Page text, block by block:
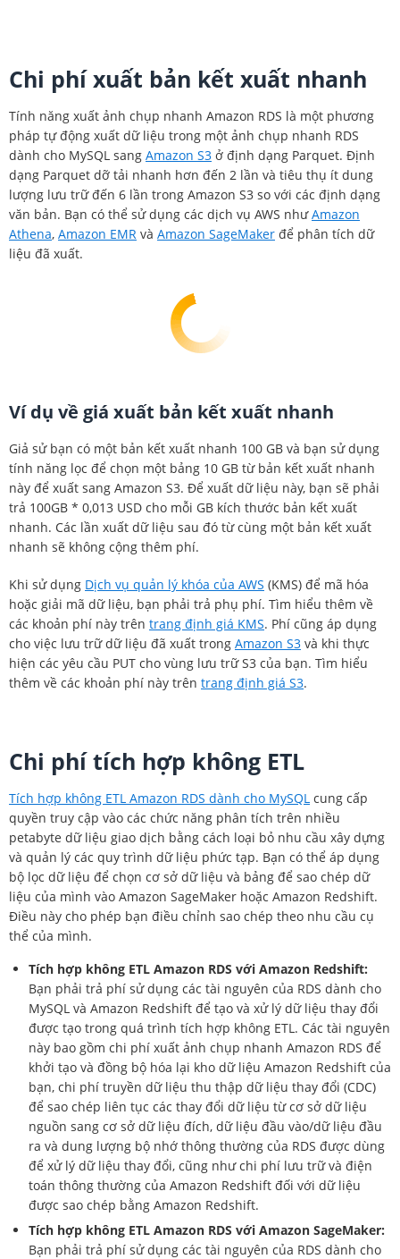
Chi phí xuất bản kết xuất nhanh
Tính năng xuất ảnh chụp nhanh Amazon RDS là một phương
pháp tự động xuất dữ liệu trong một ảnh chụp nhanh RDS
dành cho MySQL sang Amazon S3 ở định dạng Parquet. Định
dạng Parquet dỡ tải nhanh hơn đến 2 lần và tiêu thụ ít dung
lượng lưu trữ đến 6 lần trong Amazon S3 so với các định dạng
văn bản. Bạn có thể sử dụng các dịch vụ AWS nhưAmazon
Athena, Amazon EMR và Amazon SageMaker để phân tích dữ
liệu đã xuất.
Ví dụ về giá xuất bản kết xuất nhanh
Giả sử bạn có một bản kết xuất nhanh 100 GB và bạn sử dụng
tính năng lọc để chọn một bảng 10 GB từ bản kết xuất nhanh
này để xuất sang Amazon S3. Để xuất dữ liệu này, bạn sẽ phải
trả 100GB * 0,013 USD cho mỗi GB kích thước bản kết xuất
nhanh. Các lần xuất dữ liệu sau đó từ cùng một bản kết xuất
nhanh sẽ không cộng thêm phí.
Khi sử dụng Dịch vụ quản lý khóa của AWS (KMS) để mã hóa
hoặc giải mã dữ liệu, bạn phải trả phụ phí. Tìm hiểu thêm về
các khoản phí này trên trang định giá KMS. Phí cũng áp dụng
cho việc lưu trữ dữ liệu đã xuất trong Amazon S3 và khi thực
hiện các yêu cầu PUT cho vùng lưu trữ S3 của bạn. Tìm hiểu
thêm về các khoản phí này trên trang định giá S3.
Chi phí tích hợp không ETL
Tích hợp không ETL Amazon RDS dành cho MySQL cung cấp
quyền truy cập vào các chức năng phân tích trên nhiều
petabyte dữ liệu giao dịch bằng cách loại bỏ nhu cầu xây dựng
và quản lý các quy trình dữ liệu phức tạp. Bạn có thể áp dụng
bộ lọc dữ liệu để chọn cơ sở dữ liệu và bảng để sao chép dữ
liệu của mình vào Amazon SageMaker hoặc Amazon Redshift.
Điều này cho phép bạn điều chỉnh sao chép theo nhu cầu cụ
thể của mình.
Tích hợp không ETL Amazon RDS với Amazon Redshift:
Bạn phải trả phí sử dụng các tài nguyên của RDS dành cho
MySQL và Amazon Redshift để tạo và xử lý dữ liệu thay đổi
được tạo trong quá trình tích hợp không ETL. Các tài nguyên
này bao gồm chi phí xuất ảnh chụp nhanh Amazon RDS để
khởi tạo và đồng bộ hóa lại kho dữ liệu Amazon Redshift của
bạn, chi phí truyền dữ liệu thu thập dữ liệu thay đổi (CDC)
để sao chép liên tục các thay đổi dữ liệu từ cơ sở dữ liệu
nguồn sang cơ sở dữ liệu đích, dữ liệu đầu vào/dữ liệu đầu
ra và dung lượng bộ nhớ thông thường của RDS được dùng
để xử lý dữ liệu thay đổi, cũng như chi phí lưu trữ và điện
toán thông thường của Amazon Redshift đối với dữ liệu
được sao chép bằng Amazon Redshift.
Tích hợp không ETL Amazon RDS với Amazon SageMaker:
Bạn phải trả phí sử dụng các tài nguyên của RDS dành cho